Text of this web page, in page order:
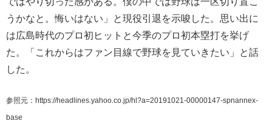
うかなと。悔いはない」と現役引退を示唆した。思い出に
は広島時代のプロ初ヒットと今季のプロ初本塁打を挙げ
た。「これからはファン目線で野球を見ていきたい」と話
した。
参照元：https://headlines.yahoo.co.jp/hl?a=20191021-00000147-spnannex-
base